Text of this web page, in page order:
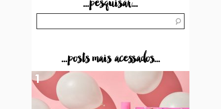
...posts mais acessados...
1